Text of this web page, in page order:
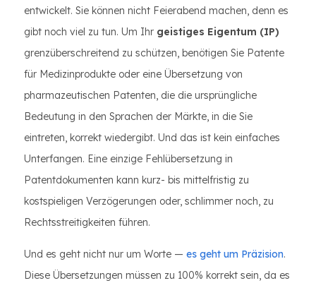
entwickelt. Sie können nicht Feierabend machen, denn es
gibt noch viel zu tun. Um Ihr geistiges Eigentum (IP)
grenzüberschreitend zu schützen, benötigen Sie Patente
für Medizinprodukte oder eine Übersetzung von
pharmazeutischen Patenten, die die ursprüngliche
Bedeutung in den Sprachen der Märkte, in die Sie
eintreten, korrekt wiedergibt. Und das ist kein einfaches
Unterfangen. Eine einzige Fehlübersetzung in
Patentdokumenten kann kurz- bis mittelfristig zu
kostspieligen Verzögerungen oder, schlimmer noch, zu
Rechtsstreitigkeiten führen.
Und es geht nicht nur um Worte — es geht um Präzision.
Diese Übersetzungen müssen zu 100% korrekt sein, da es